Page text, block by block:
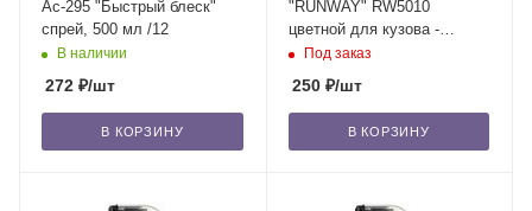
Ас-295 "Быстрый блеск"
спрей, 500 мл /12
В наличии
272 ₽/шт
В КОРЗИНУ
"RUNWAY" RW5010
цветной для кузова -
черный, 500мл/12
Под заказ
250₽/шт
В КОРЗИНУ